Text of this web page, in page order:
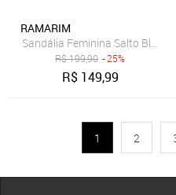
RAMARIM
Sandália Feminina Salto Bloco
R$199,90 - 25%
R$ 149,99
1 2